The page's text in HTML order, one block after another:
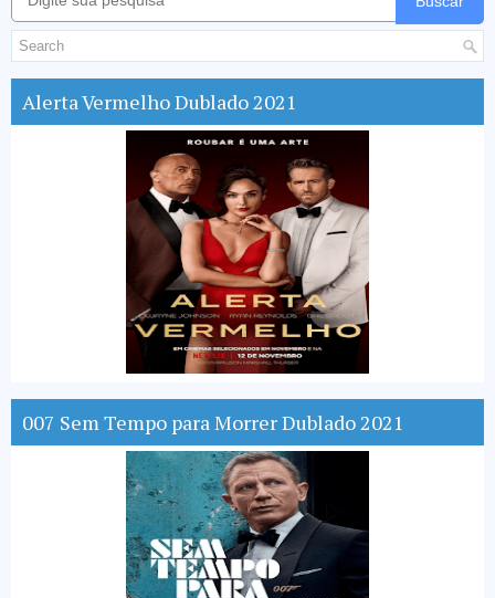
Alerta Vermelho Dublado 2021
007 Sem Tempo para Morrer Dublado 2021